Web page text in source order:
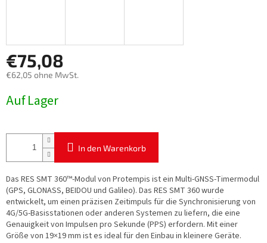
€75,08
€62,05 ohne MwSt.
Auf Lager
In den Warenkorb
Das RES SMT 360™-Modul von Protempis ist ein Multi-GNSS-Timermodul
(GPS, GLONASS, BEIDOU und Galileo). Das RES SMT 360 wurde
entwickelt, um einen präzisen Zeitimpuls für die Synchronisierung von
4G/5G-Basisstationen oder anderen Systemen zu liefern, die eine
Genauigkeit von Impulsen pro Sekunde (PPS) erfordern. Mit einer
Größe von 19×19 mm ist es ideal für den Einbau in kleinere Geräte.